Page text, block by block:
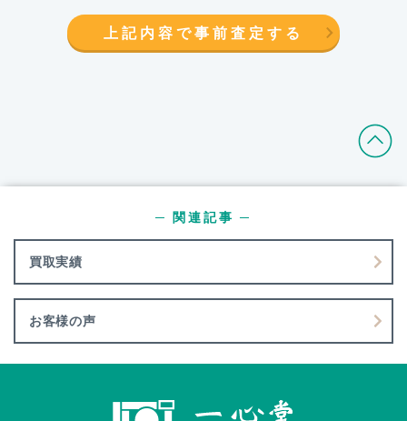
上記内容で事前査定する
買取実績
─ 関連記事 ─
お客様の声